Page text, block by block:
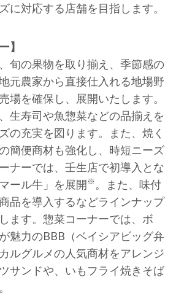
に対応する店舗を目指します。
】
旬の果物を取り揃え、季節感の
元農家から直接仕入れる地場野
場を確保し、展開いたします。
生寿司や魚惣菜などの品揃えを
の充実を図ります。また、焼く
簡便商材も強化し、時短ニーズ
ナーでは、壬生店で初導入とな
ール牛」を展開※ 。また、味付
品を導入するなどラインナップ
ます。惣菜コーナーでは、ボ
魅力のBBB（ベイシアビッグ弁
ルグルメの人気商材をアレンジ
サンドや、いもフライ焼きそば